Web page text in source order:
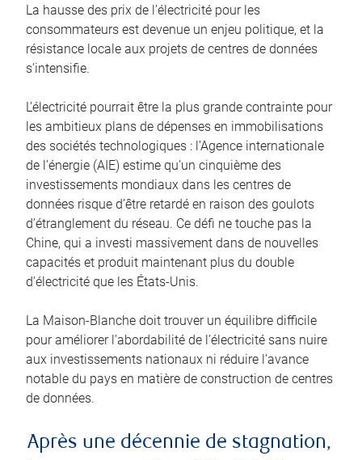
La hausse des prix de l’électricité pour les
consommateurs est devenue un enjeu politique, et la
résistance locale aux projets de centres de données
s’intensifie.
L’électricité pourrait être la plus grande contrainte pour
les ambitieux plans de dépenses en immobilisations
des sociétés technologiques : l’Agence internationale
de l’énergie (AIE) estime qu’un cinquième des
investissements mondiaux dans les centres de
données risque d’être retardé en raison des goulots
d’étranglement du réseau. Ce défi ne touche pas la
Chine, qui a investi massivement dans de nouvelles
capacités et produit maintenant plus du double
d’électricité que les États-Unis.
La Maison-Blanche doit trouver un équilibre difficile
pour améliorer l’abordabilité de l’électricité sans nuire
aux investissements nationaux ni réduire l’avance
notable du pays en matière de construction de centres
de données.
Après une décennie de stagnation,